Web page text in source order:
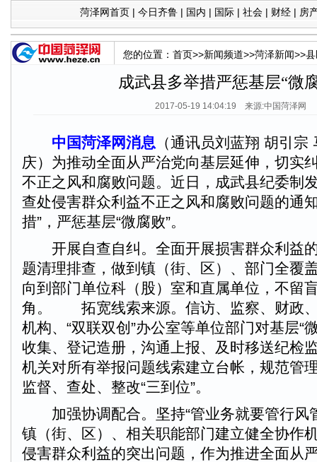
菏泽网首页 | 今日齐鲁 | 国内 | 国际 | 社会 | 财经 | 房
您的位置： 首页>>新闻频道>>菏泽新闻>>
成武县多举措严惩基层“微
2017-05-19 14:04:19 来源:中国菏泽网
中国菏泽网消息 （通讯员刘蓝翔 胡引
庆）为推动全面从严治党向基层延伸，切实
不正之风和腐败问题。近日，成武县纪委制
查处侵害群众利益不正之风和腐败问题的通
措”，严惩基层“微腐败”。
开展自查自纠。全面开展损害群众利益
题清理排查，做到镇（街、区）、部门全覆
向到部门单位科（股）室和直属单位，不留
角。 拓宽线索来源。信访、监察、财政
机构、“双联双创”办公室等单位部门对基层“
收集、登记造册，沟通上报、及时移送纪检
机关对所有举报问题线索建立台帐，规范管
监督、查处、整改“三到位”。
加强协调配合。坚持“管业务就要管行风
镇（街、区）、相关职能部门建立健全协作
侵害群众利益的突出问题，作为推进全面从